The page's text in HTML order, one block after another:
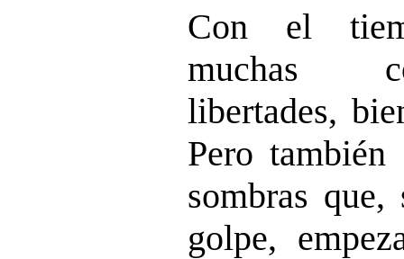
Con el
muchas
libertades,
Pero también
sombras
golpe,